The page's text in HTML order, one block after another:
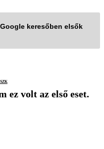
keresőben elsők
ez volt az első eset.